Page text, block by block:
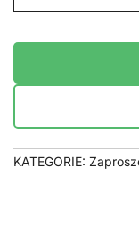
KATEGORIE: